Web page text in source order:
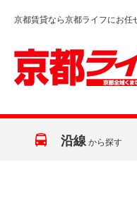
京都賃貸なら京都ライフにお
沿線 から探す